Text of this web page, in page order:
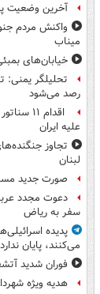
آخرین وضعیت
واکنش مردم
میناب
خیابان‌های
تحلیلگر
رصد می‌شود
اقدام
علیه ایران
تجاوز
لبنان
صورت جدید
دعوت مجدد
سفر به ریاض
پدیده
می‌کنند، پایان
فوران شدید
هدیه ویژه